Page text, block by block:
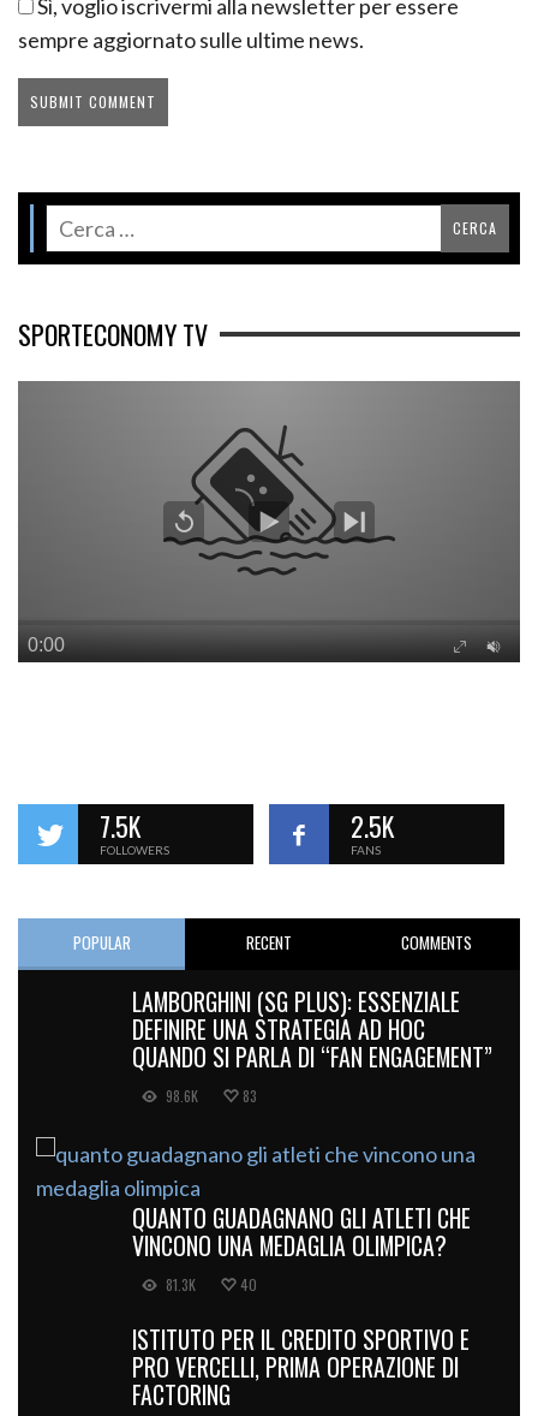
Sì, voglio iscrivermi alla newsletter per essere
sempre aggiornato sulle ultime news.
SPORTECONOMY TV
7.5K
FOLLOWERS
2.5K
FANS
POPULAR RECENT COMMENTS
LAMBORGHINI (SG PLUS): ESSENZIALE
DEFINIRE UNA STRATEGIA AD HOC
QUANDO SI PARLA DI “FAN ENGAGEMENT”
98.6K 83
QUANTO GUADAGNANO GLI ATLETI CHE
VINCONO UNA MEDAGLIA OLIMPICA?
81.3K 40
ISTITUTO PER IL CREDITO SPORTIVO E
PRO VERCELLI, PRIMA OPERAZIONE DI
FACTORING